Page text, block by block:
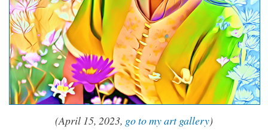
(April 15, 2023, go to my art gallery)